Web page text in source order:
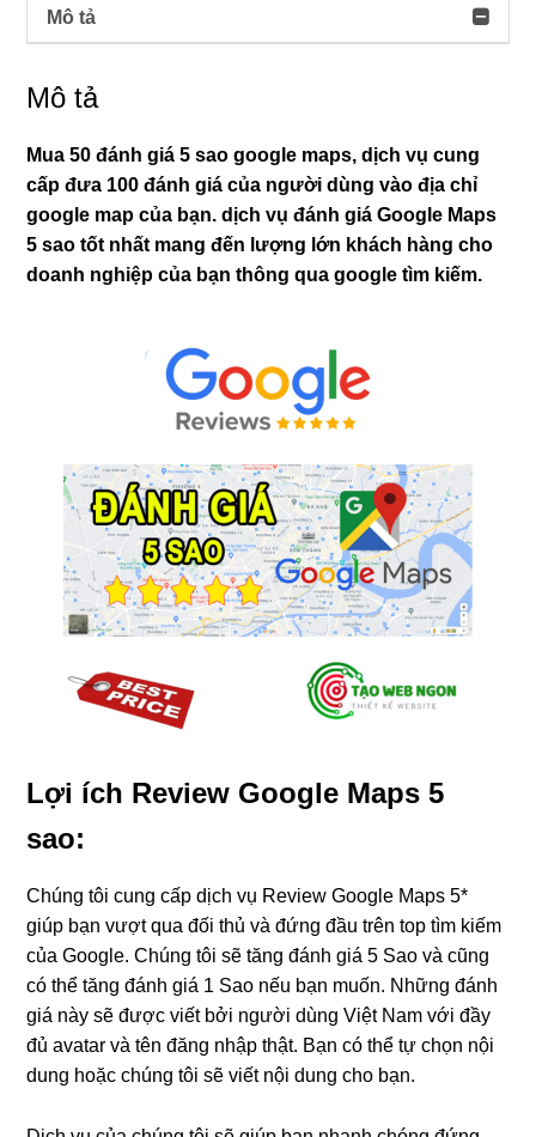
sao
Google
số
Mô tả
Mô tả
Mua 50 đánh giá 5 sao google maps, dịch vụ cung
cấp đưa 100 đánh giá của người dùng vào địa chỉ
google map của bạn. dịch vụ đánh giá Google Maps
5 sao tốt nhất mang đến lượng lớn khách hàng cho
doanh nghiệp của bạn thông qua google tìm kiếm.
Lợi ích Review Google Maps 5
sao:
Chúng tôi cung cấp dịch vụ Review Google Maps 5*
giúp bạn vượt qua đối thủ và đứng đầu trên top tìm kiếm
của Google. Chúng tôi sẽ tăng đánh giá 5 Sao và cũng
có thể tăng đánh giá 1 Sao nếu bạn muốn. Những đánh
giá này sẽ được viết bởi người dùng Việt Nam với đầy
đủ avatar và tên đăng nhập thật. Bạn có thể tự chọn nội
dung hoặc chúng tôi sẽ viết nội dung cho bạn.